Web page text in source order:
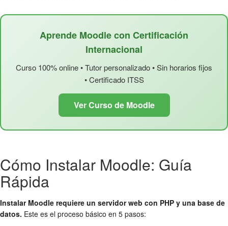
Aprende Moodle con Certificación
Internacional
Curso 100% online • Tutor personalizado • Sin horarios fijos
• Certificado ITSS
Ver Curso de Moodle
Cómo Instalar Moodle: Guía
Rápida
Instalar Moodle requiere un servidor web con PHP y una base de
datos. Este es el proceso básico en 5 pasos: